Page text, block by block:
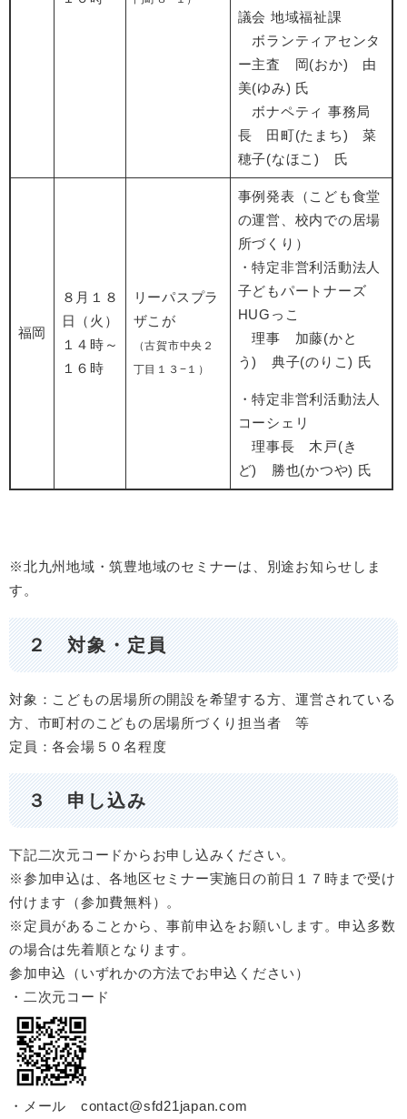
議会 地域福祉課
ボランティアセンタ
ー主査 岡(おか) 由
美(ゆみ) 氏
​ ボナペティ 事務局
長 田町(たまち) 菜
穂子(なほこ) 氏
福岡
８月１８
日（火）
１４時～
１６時
リーパスプラ
ザこが​
（古賀市中央２
丁目１３−１ ）
事例発表（こども食堂
の運営、校内での居場
所づくり）
・特定非営利活動法人
子どもパートナーズ
HUGっこ
理事 加藤(かと
う) 典子(のりこ) 氏
・特定非営利活動法人
コーシェリ
理事長 木戸(き
ど) 勝也(かつや) 氏
※北九州地域・筑豊地域のセミナーは、別途お知らせしま
す。
２ 対象・定員
対象：こどもの居場所の開設を希望する方、運営されている
方、市町村のこどもの居場所づくり担当者 等
定員：各会場５０名程度
３ 申し込み
下記二次元コードからお申し込みください。
※参加申込は、各地区セミナー実施日の前日１７時まで受け
付けます（参加費無料）。
※定員があることから、事前申込をお願いします。申込多数
の場合は先着順となります。
参加申込（いずれかの方法でお申込ください）
・二次元コード
・メール ​contact@sfd21japan.com